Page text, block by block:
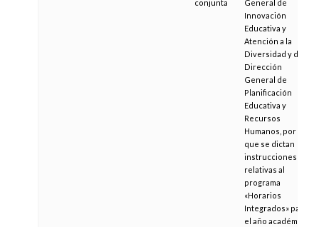
conjunta
General de
Innovación
Educativa y
Atención a la
Diversidad y de la
Dirección
General de
Planificación
Educativa y
Recursos
Humanos, por la
que se dictan
instrucciones
relativas al
programa
«Horarios
Integrados» para
el año académico